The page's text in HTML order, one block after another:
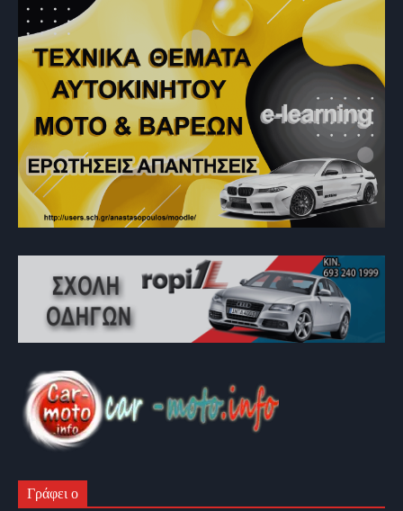
Γράφει ο